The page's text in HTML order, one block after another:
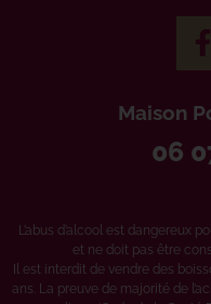
Maison
06
L’abus d’alcool est dangereux
et ne doit pas être
Il est interdit de vendre des
ans. La preuve de majorité de